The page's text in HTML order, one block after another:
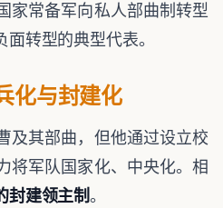
家常备军向私人部曲制转型
转型的典型代表。
化与封建化
及其部曲，但他通过设立校
将军队国家化、中央化。相
封建领主制。